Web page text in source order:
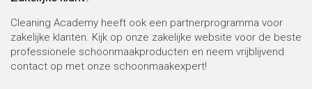
Cleaning Academy heeft ook een partnerprogramma voor
zakelijke klanten. Kijk op onze zakelijke website voor de beste
professionele schoonmaakproducten en neem vrijblijvend
contact op met onze schoonmaakexpert!